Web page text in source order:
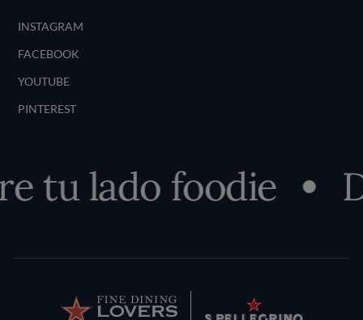
INSTAGRAM
FACEBOOK
YOUTUBE
PINTEREST
tu lado foodie